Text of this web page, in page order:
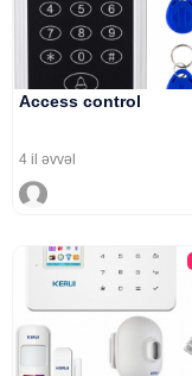
Access control
4 il əvvəl